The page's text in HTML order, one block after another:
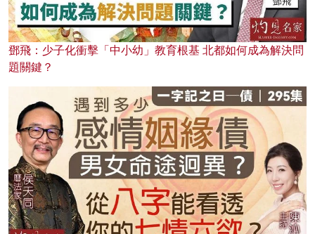
鄧飛：少子化衝擊「中小幼」教育根基 北都如何成為解決問
題關鍵？